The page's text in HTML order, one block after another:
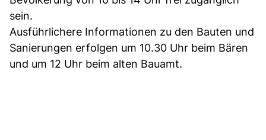
sein.
Ausführlichere Informationen zu den Bauten und
Sanierungen erfolgen um 10.30 Uhr beim Bären
und um 12 Uhr beim alten Bauamt.